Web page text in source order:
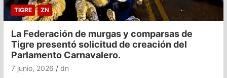
TIGRE ZN
La Federación de murgas y comparsas de
Tigre presentó solicitud de creación del
Parlamento Carnavalero.
7 junio, 2026 dn